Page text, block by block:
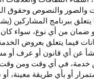
والصور والنصوص وحقوق
يتعلق ببرنامج
أو ضمان من أي نوع، سواء كان
فيما يتعلق بعروض
عن أي قانون أو عرف أو
في أي وقت ومن وقت
أو بأي طريقة معينة،